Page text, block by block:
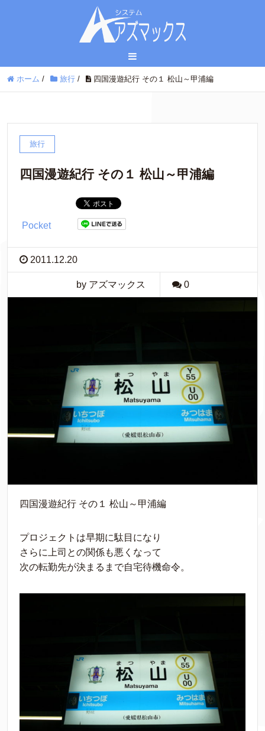
ホーム / 旅行 / 四国漫遊紀行 その１ 松山～甲浦編
旅行
四国漫遊紀行 その１ 松山～甲浦編
Pocket
2011.12.20
by アズマックス 0
四国漫遊紀行 その１ 松山～甲浦編
プロジェクトは早期に駄目になり
さらに上司との関係も悪くなって
次の転勤先が決まるまで自宅待機命令。